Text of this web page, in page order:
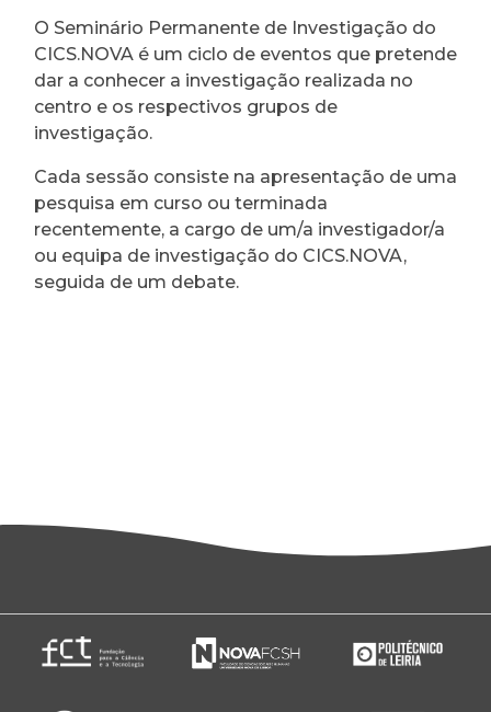
O Seminário Permanente de Investigação do
CICS.NOVA é um ciclo de eventos que pretende
dar a conhecer a investigação realizada no
centro e os respectivos grupos de
investigação.
Cada sessão consiste na apresentação de uma
pesquisa em curso ou terminada
recentemente, a cargo de um/a investigador/a
ou equipa de investigação do CICS.NOVA,
seguida de um debate.